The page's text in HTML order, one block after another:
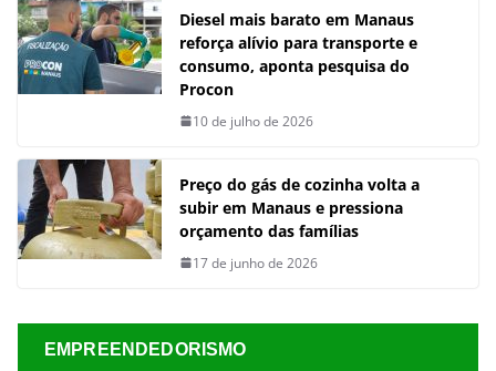
Diesel mais barato em Manaus
reforça alívio para transporte e
consumo, aponta pesquisa do
Procon
10 de julho de 2026
Preço do gás de cozinha volta a
subir em Manaus e pressiona
orçamento das famílias
17 de junho de 2026
EMPREENDEDORISMO